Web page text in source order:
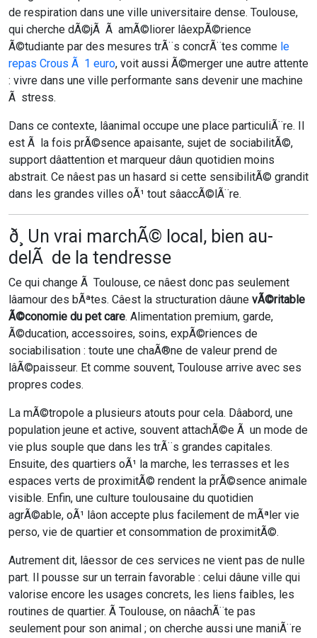
de respiration dans une ville universitaire dense. Toulouse,
qui cherche dÃ©jÃ Ã amÃ©liorer lâexpÃ©rience
Ã©tudiante par des mesures trÃ¨s concrÃ¨tes comme le
repas Crous Ã 1 euro, voit aussi Ã©merger une autre attente
: vivre dans une ville performante sans devenir une machine
Ã stress.
Dans ce contexte, lâanimal occupe une place particuliÃ¨re. Il
est Ã la fois prÃ©sence apaisante, sujet de sociabilitÃ©,
support dâattention et marqueur dâun quotidien moins
abstrait. Ce nâest pas un hasard si cette sensibilitÃ© grandit
dans les grandes villes oÃ¹ tout sâaccÃ©lÃ¨re.
ð¸ Un vrai marchÃ© local, bien au-
delÃ de la tendresse
Ce qui change Ã Toulouse, ce nâest donc pas seulement
lâamour des bÃªtes. Câest la structuration dâune vÃ©ritable
Ã©conomie du pet care. Alimentation premium, garde,
Ã©ducation, accessoires, soins, expÃ©riences de
sociabilisation : toute une chaÃ®ne de valeur prend de
lâÃ©paisseur. Et comme souvent, Toulouse arrive avec ses
propres codes.
La mÃ©tropole a plusieurs atouts pour cela. Dâabord, une
population jeune et active, souvent attachÃ©e Ã un mode de
vie plus souple que dans les trÃ¨s grandes capitales.
Ensuite, des quartiers oÃ¹ la marche, les terrasses et les
espaces verts de proximitÃ© rendent la prÃ©sence animale
visible. Enfin, une culture toulousaine du quotidien
agrÃ©able, oÃ¹ lâon accepte plus facilement de mÃªler vie
perso, vie de quartier et consommation de proximitÃ©.
Autrement dit, lâessor de ces services ne vient pas de nulle
part. Il pousse sur un terrain favorable : celui dâune ville qui
valorise encore les usages concrets, les liens faibles, les
routines de quartier. Ã Toulouse, on nâachÃ¨te pas
seulement pour son animal ; on cherche aussi une maniÃ¨re